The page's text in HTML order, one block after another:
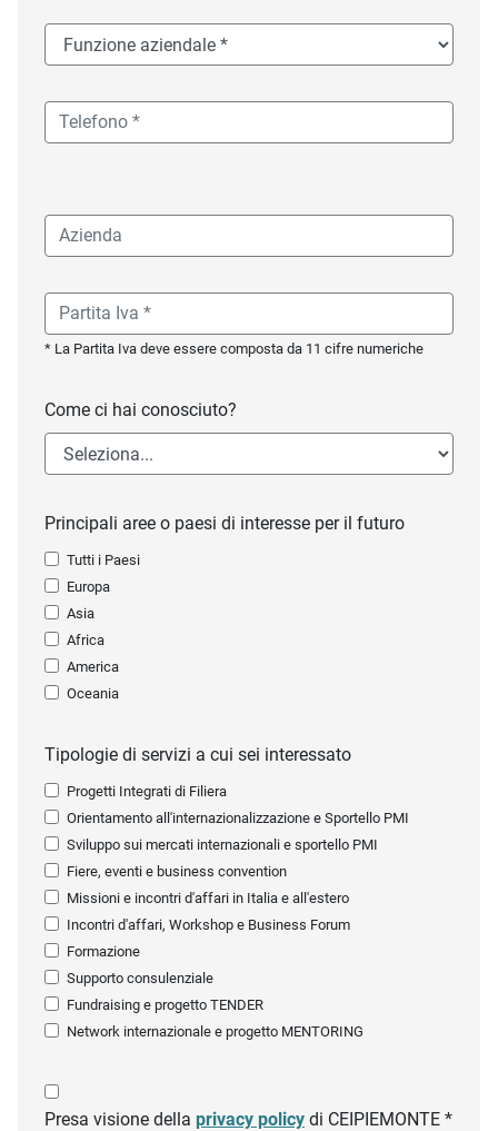
* La Partita Iva deve essere composta da 11 cifre numeriche
Come ci hai conosciuto?
Principali aree o paesi di interesse per il futuro
Tutti i Paesi
Europa
Asia
Africa
America
Oceania
Tipologie di servizi a cui sei interessato
Progetti Integrati di Filiera
Orientamento all'internazionalizzazione e Sportello PMI
Sviluppo sui mercati internazionali e sportello PMI
Fiere, eventi e business convention
Missioni e incontri d'affari in Italia e all'estero
Incontri d'affari, Workshop e Business Forum
Formazione
Supporto consulenziale
Fundraising e progetto TENDER
Network internazionale e progetto MENTORING
Presa visione della privacy policy di CEIPIEMONTE *